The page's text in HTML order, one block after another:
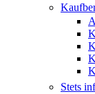
Stets